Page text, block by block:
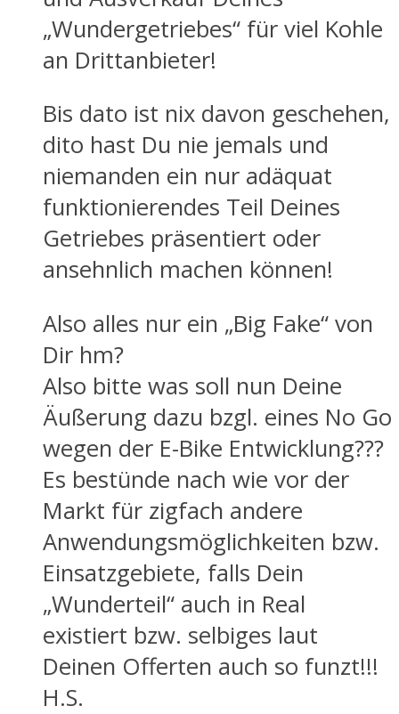
„Wundergetriebes“ für viel Kohle
an Drittanbieter!
Bis dato ist nix davon geschehen,
dito hast Du nie jemals und
niemanden ein nur adäquat
funktionierendes Teil Deines
Getriebes präsentiert oder
ansehnlich machen können!
Also alles nur ein „Big Fake“ von
Dir hm?
Also bitte was soll nun Deine
Äußerung dazu bzgl. eines No Go
wegen der E-Bike Entwicklung???
Es bestünde nach wie vor der
Markt für zigfach andere
Anwendungsmöglichkeiten bzw.
Einsatzgebiete, falls Dein
„Wunderteil“ auch in Real
existiert bzw. selbiges laut
Deinen Offerten auch so funzt!!!
H.S.